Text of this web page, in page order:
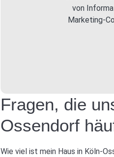
von
Marketing-
Fragen, die
Ossendorf
Wie viel ist mein Haus in Köln-